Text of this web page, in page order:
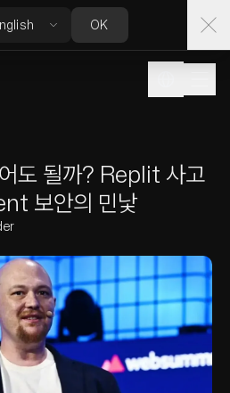
OK
도 될까? Replit 사고
보안의 민낯